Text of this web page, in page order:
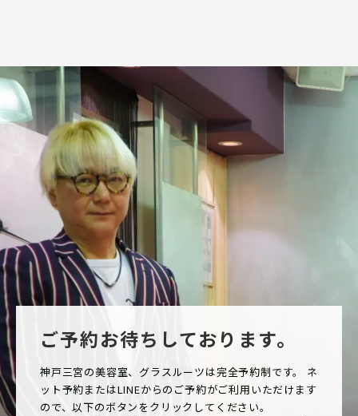
ご予約お待ちしております。
神戸三宮の美容室、グラスルーツは完全予約制です。 ネ
ット予約またはLINEからのご予約がご利用いただけます
ので、以下のボタンをクリックしてください。